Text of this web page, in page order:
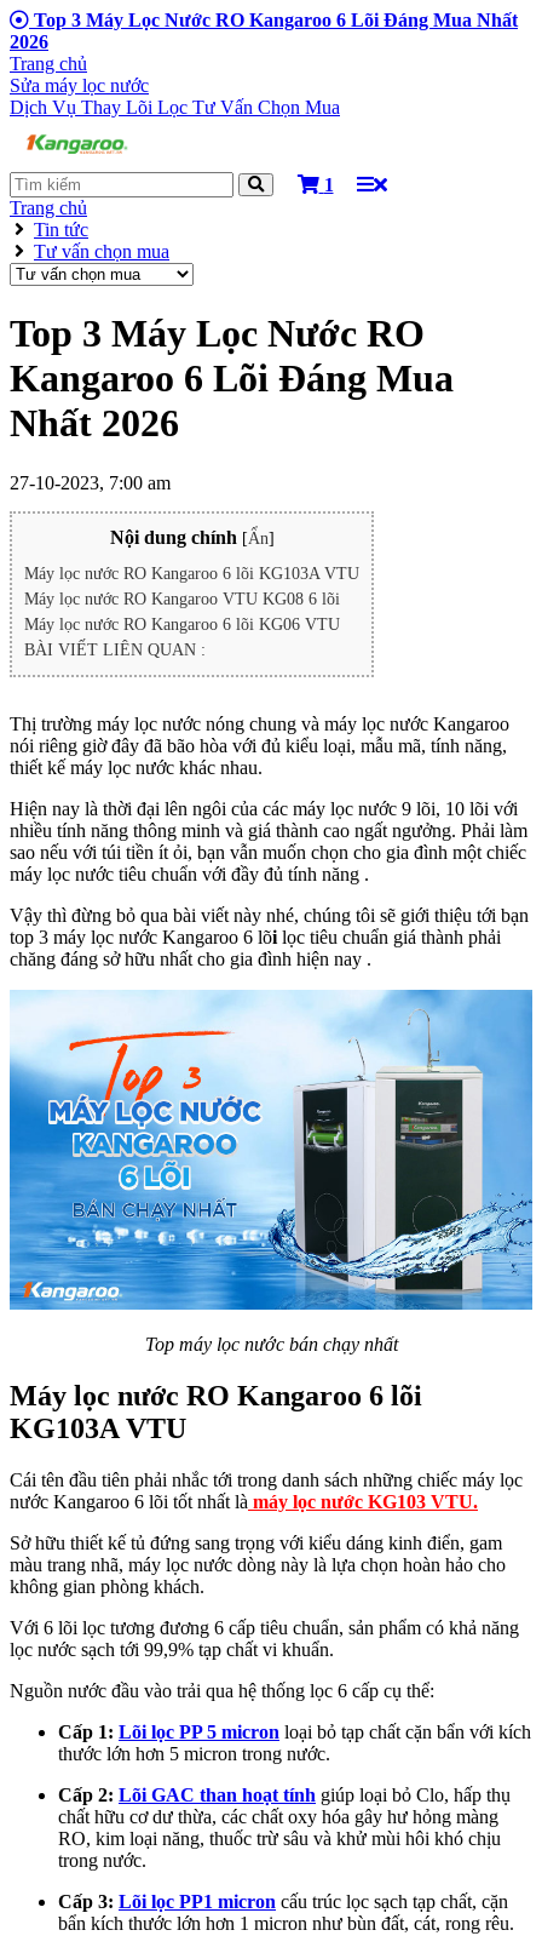
Top 3 Máy Lọc Nước RO Kangaroo 6 Lõi Đáng Mua Nhất
2026
Trang chủ
Sửa máy lọc nước
Dịch Vụ Thay Lõi Lọc Tư Vấn Chọn Mua
1
Trang chủ
Tin tức
Tư vấn chọn mua
Top 3 Máy Lọc Nước RO
Kangaroo 6 Lõi Đáng Mua
Nhất 2026
27-10-2023, 7:00 am
Nội dung chính [Ẩn]
Máy lọc nước RO Kangaroo 6 lõi KG103A VTU
Máy lọc nước RO Kangaroo VTU KG08 6 lõi
Máy lọc nước RO Kangaroo 6 lõi KG06 VTU
BÀI VIẾT LIÊN QUAN :
Thị trường máy lọc nước nóng chung và máy lọc nước Kangaroo
nói riêng giờ đây đã bão hòa với đủ kiểu loại, mẫu mã, tính năng,
thiết kế máy lọc nước khác nhau.
Hiện nay là thời đại lên ngôi của các máy lọc nước 9 lõi, 10 lõi với
nhiều tính năng thông minh và giá thành cao ngất ngưởng. Phải làm
sao nếu với túi tiền ít ỏi, bạn vẫn muốn chọn cho gia đình một chiếc
máy lọc nước tiêu chuẩn với đầy đủ tính năng .
Vậy thì đừng bỏ qua bài viết này nhé, chúng tôi sẽ giới thiệu tới bạn
top 3 máy lọc nước Kangaroo 6 lõi lọc tiêu chuẩn giá thành phải
chăng đáng sở hữu nhất cho gia đình hiện nay .
Top máy lọc nước bán chạy nhất
Máy lọc nước RO Kangaroo 6 lõi
KG103A VTU
Cái tên đầu tiên phải nhắc tới trong danh sách những chiếc máy lọc
nước Kangaroo 6 lõi tốt nhất là máy lọc nước KG103 VTU.
Sở hữu thiết kế tủ đứng sang trọng với kiểu dáng kinh điển, gam
màu trang nhã, máy lọc nước dòng này là lựa chọn hoàn hảo cho
không gian phòng khách.
Với 6 lõi lọc tương đương 6 cấp tiêu chuẩn, sản phẩm có khả năng
lọc nước sạch tới 99,9% tạp chất vi khuẩn.
Nguồn nước đầu vào trải qua hệ thống lọc 6 cấp cụ thể:
Cấp 1: Lõi lọc PP 5 micron loại bỏ tạp chất cặn bẩn với kích
thước lớn hơn 5 micron trong nước.
Cấp 2: Lõi GAC than hoạt tính giúp loại bỏ Clo, hấp thụ
chất hữu cơ dư thừa, các chất oxy hóa gây hư hỏng màng
RO, kim loại năng, thuốc trừ sâu và khử mùi hôi khó chịu
trong nước.
Cấp 3: Lõi lọc PP1 micron cấu trúc lọc sạch tạp chất, cặn
bẩn kích thước lớn hơn 1 micron như bùn đất, cát, rong rêu.